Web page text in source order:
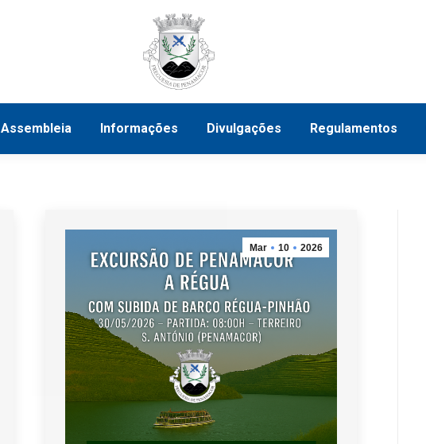
Assembleia Informações Divulgações Regulamentos
Mar 10 2026
Informações